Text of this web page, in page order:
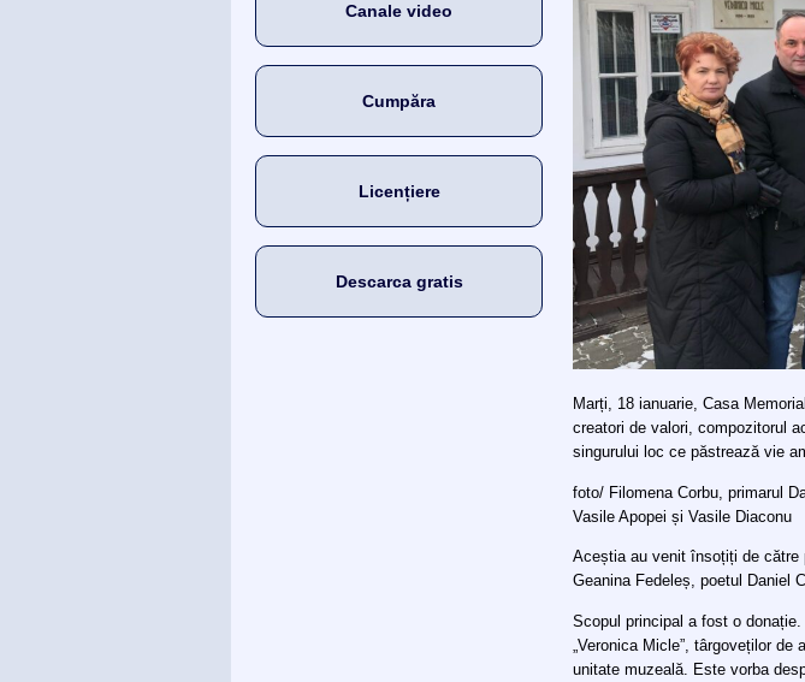
Canale video
Cumpăra
Licențiere
Descarca gratis
Marți, 18 ianuarie, Casa
creatori de valori, compozitorul
singurului loc ce păstrează vie
foto/ Filomena Corbu, primarul
Vasile Apopei și Vasile Diaconu
Aceștia au venit însoțiți de către
Geanina Fedeleș, poetul Daniel
Scopul principal a fost o
„Veronica Micle”, târgoveților
unitate muzeală. Este vorba